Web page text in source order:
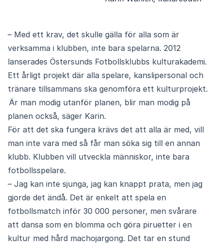
– Med ett krav, det skulle gälla för alla som är
verksamma i klubben, inte bara spelarna. 2012
lanserades Östersunds Fotbollsklubbs kulturakademi.
Ett årligt projekt där alla spelare, kanslipersonal och
tränare tillsammans ska genomföra ett kulturprojekt.
Är man modig utanför planen, blir man modig på
planen också, säger Karin.
För att det ska fungera krävs det att alla är med, vill
man inte vara med så får man söka sig till en annan
klubb. Klubben vill utveckla människor, inte bara
fotbollsspelare.
– Jag kan inte sjunga, jag kan knappt prata, men jag
gjorde det ändå. Det är enkelt att spela en
fotbollsmatch inför 30 000 personer, men svårare
att dansa som en blomma och göra piruetter i en
kultur med hård machojargong. Det tar en stund